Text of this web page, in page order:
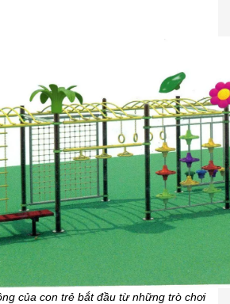
của con trẻ bắt đầu từ những trò chơi